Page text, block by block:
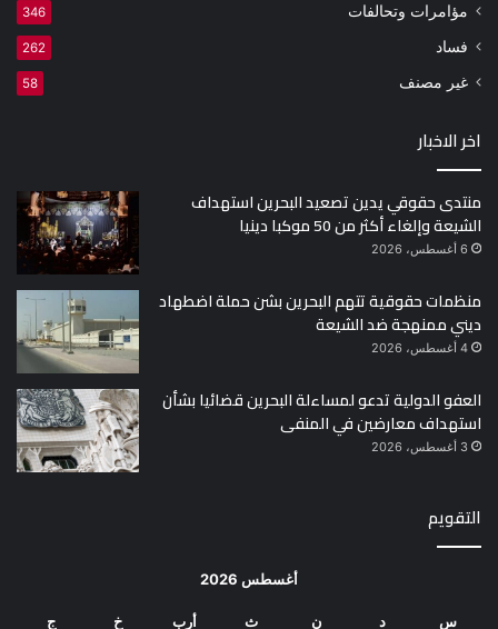
مؤامرات وتحالفات 346
فساد 262
غير مصنف 58
اخر الاخبار
منتدى حقوقي يدين تصعيد البحرين استهداف
الشيعة وإلغاء أكثر من 50 موكبا دينيا
6 أغسطس، 2026
منظمات حقوقية تتهم البحرين بشن حملة اضطهاد
ديني ممنهجة ضد الشيعة
4 أغسطس، 2026
العفو الدولية تدعو لمساءلة البحرين قضائيا بشأن
استهداف معارضين في المنفى
3 أغسطس، 2026
التقويم
أغسطس 2026
س د ن ث أرب خ ج